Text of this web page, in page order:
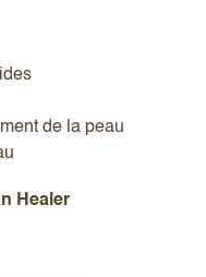
de la peau
Healer